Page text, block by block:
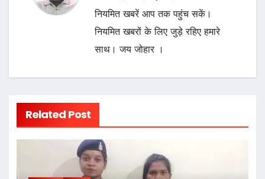
नियमित खबरें आप तक पहुंच सकें।
नियमित खबरों के लिए जुड़े रहिए हमारे
साथ। जय जोहार ।
Related Post